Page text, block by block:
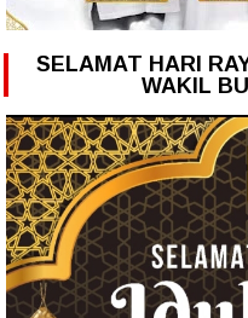
SELAMAT HARI
WAKIL